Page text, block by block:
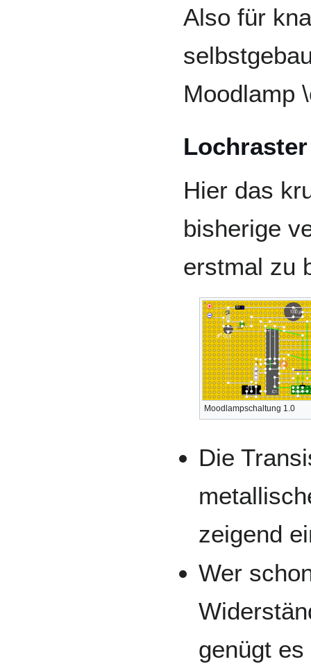
Also für
Moodlamp
Hier das
bisherige
erstmal zu
Moodlampschaltung 1.0
Die
zeigend
Wer
genügt